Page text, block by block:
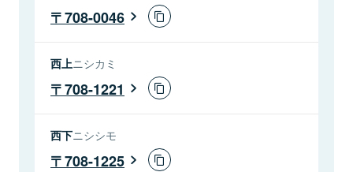
708-0046
西上ニシカミ
708-1221
西下ニシシモ
708-1225